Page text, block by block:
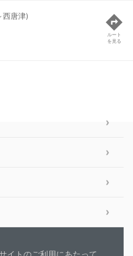
西唐津)
ルート
を見る